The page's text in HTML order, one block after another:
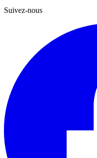
Suivez-nous